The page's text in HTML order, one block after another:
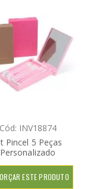
Cód: INV18874
Pincel 5 Peças
Personalizado
ORÇAR ESTE PRODUTO